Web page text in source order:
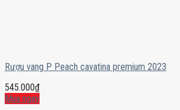
Rượu vang P Peach cavatina premium 2023
545.000₫
Mua ngay